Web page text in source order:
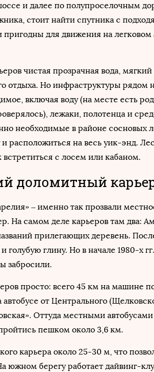
и далее по полупроселочным
стоит найти спутника с
пригодны для движения на легковом
чистая прозрачная вода,
отдыха. Но инфраструктуры рядом
включая воду (на месте есть
лежаки, полотенца и
необходимые в районе сосновых
и расположиться на весь уик-энд.
встретиться с лосем или кабаном.
доломитный
– именно так прозвали
На самом деле карьеров там два:
прилегающих деревень.
голубую глину. Но в начале 1980-х
забросили.
просто: всего 45 км на машине
от Центрального
Оттуда местными автобусами
пешком около 3,6 км.
карьера около 25-30 м, что
южном берегу работает дайвинг-